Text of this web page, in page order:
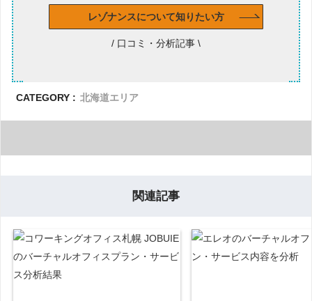
レゾナンスについて知りたい方
/ 口コミ・分析記事 \
CATEGORY : 北海道エリア
関連記事